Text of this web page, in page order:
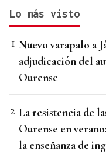
Lo más visto
Nuevo varapalo a
adjudicación del
Ourense
La resistencia de
Ourense en
la enseñanza de